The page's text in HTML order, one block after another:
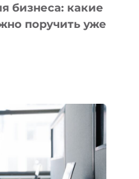
бизнеса: какие
поручить уже